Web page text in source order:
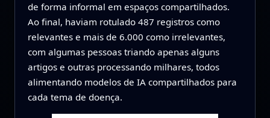
de forma informal em espaços compartilhados.
Ao final, haviam rotulado 487 registros como
relevantes e mais de 6.000 como irrelevantes,
com algumas pessoas triando apenas alguns
artigos e outras processando milhares, todos
alimentando modelos de IA compartilhados para
cada tema de doença.